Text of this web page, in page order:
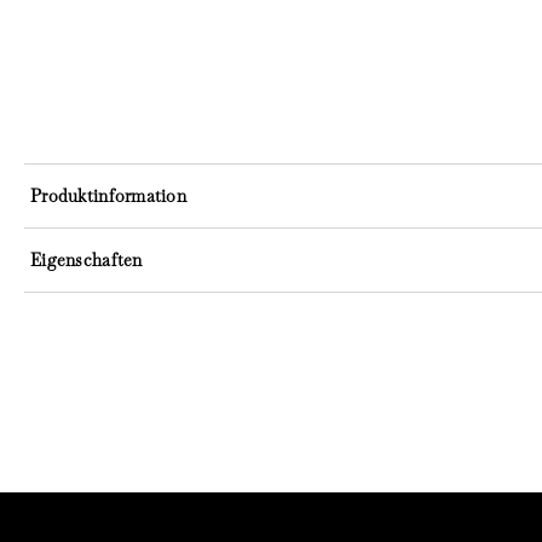
Eigenschaften
Produktinformation